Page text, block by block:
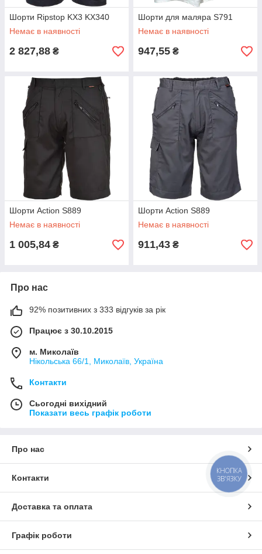
Шорти Ripstop KX3 KX340
Немає в наявності
2 827,88 ₴
Шорти для маляра S791
Немає в наявності
947,55 ₴
Шорти Action S889
Немає в наявності
1 005,84 ₴
Шорти Action S889
Немає в наявності
911,43 ₴
Про нас
92% позитивних з 333 відгуків за рік
Працює з 30.10.2015
м. Миколаїв
Нікольська 66/1, Миколаїв, Україна
Контакти
Сьогодні вихідний
Показати весь графік роботи
Про нас
Контакти
Доставка та оплата
Графік роботи
КНОПКА
ЗВ'ЯЗКУ